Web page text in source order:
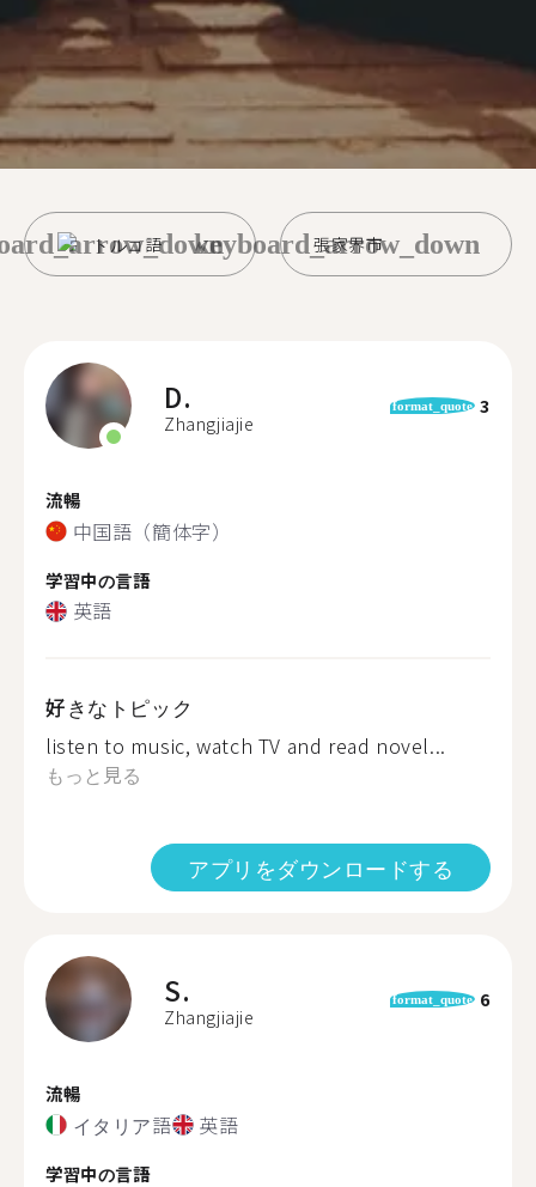
トルコ語 張家界市
keyboard_arrow_down
D.
Zhangjiajie
format_quote 3
流暢
中国語（簡体字）
学習中の言語
英語
好きなトピック
listen to music, watch TV and read novel...
もっと見る
アプリをダウンロードする
S.
Zhangjiajie
format_quote 6
流暢
イタリア語 英語
学習中の言語